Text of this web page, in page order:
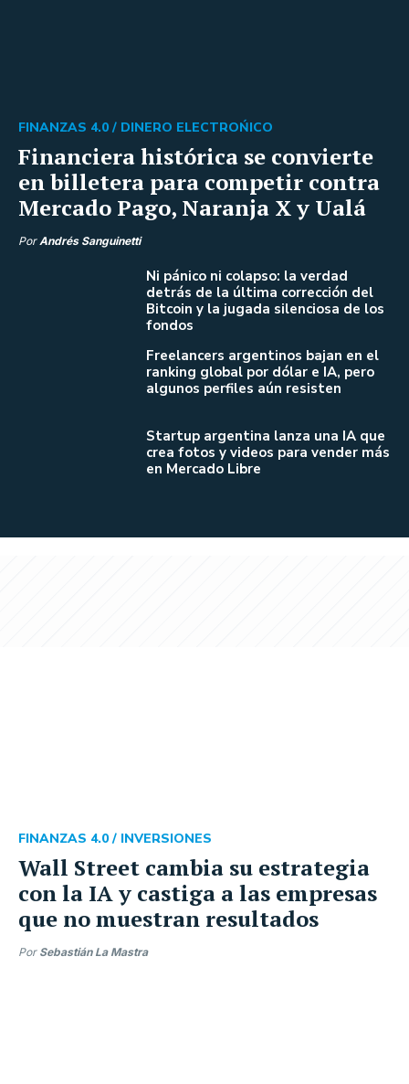
Financiera histórica se convierte
en billetera para competir contra
Mercado Pago, Naranja X y Ualá
FINANZAS 4.0 / DINERO ELECTROŃICO
Por Andrés Sanguinetti
Ni pánico ni colapso: la verdad
detrás de la última corrección del
Bitcoin y la jugada silenciosa de los
fondos
Freelancers argentinos bajan en el
ranking global por dólar e IA, pero
algunos perfiles aún resisten
Startup argentina lanza una IA que
crea fotos y videos para vender más
en Mercado Libre
Wall Street cambia su estrategia
con la IA y castiga a las empresas
que no muestran resultados
FINANZAS 4.0 / INVERSIONES
Por Sebastián La Mastra